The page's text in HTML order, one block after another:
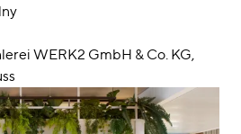
WERK2 GmbH & Co. KG,